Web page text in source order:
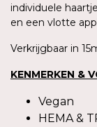
individuele
en een vlotte
Verkrijgbaar in
KENMERKEN &
Vegan
HEMA &